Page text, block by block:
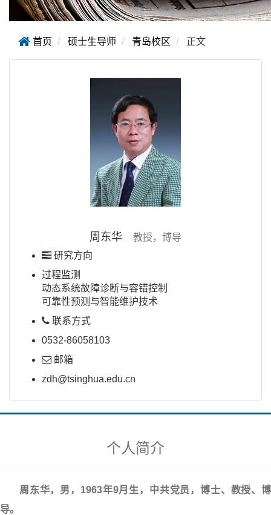
首页 硕士生导师 青岛校区 正文
周东华 教授，博导
研究方向
过程监测
动态系统故障诊断与容错控制
可靠性预测与智能维护技术
联系方式
0532-86058103
邮箱
zdh@tsinghua.edu.cn
个人简介
周东华，男，1963年9月生，中共党员，博士、教授、博
导。